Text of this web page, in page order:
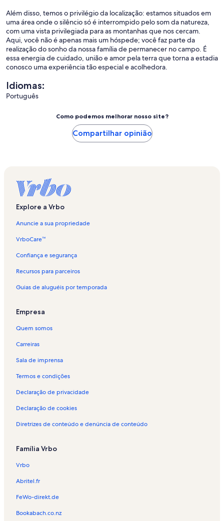
Além disso, temos o privilégio da localização: estamos situados em
uma área onde o silêncio só é interrompido pelo som da natureza,
com uma vista privilegiada para as montanhas que nos cercam.
Aqui, você não é apenas mais um hóspede; você faz parte da
realização do sonho da nossa família de permanecer no campo. É
essa energia de cuidado, união e amor pela terra que torna a estadia
conosco uma experiência tão especial e acolhedora.
Idiomas:
Português
Como podemos melhorar nosso site?
Compartilhar opinião
Explore a Vrbo
Anuncie a sua propriedade
VrboCare™
Confiança e segurança
Recursos para parceiros
Guias de aluguéis por temporada
Empresa
Quem somos
Carreiras
Sala de imprensa
Termos e condições
Declaração de privacidade
Declaração de cookies
Diretrizes de conteúdo e denúncia de conteúdo
Família Vrbo
Vrbo
Abritel.fr
FeWo-direkt.de
Bookabach.co.nz